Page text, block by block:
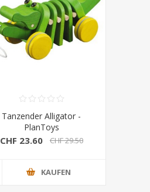
Tanzender Alligator -
PlanToys
CHF 23.60 CHF 29.50
KAUFEN